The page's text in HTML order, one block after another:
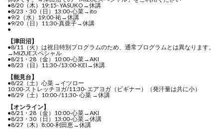
●8/20（木）19:15- YASUKO→休講
●8/23・30（日）13:00-心菜→ito
●9/2（水）19:00-祐→休講
●9/20（日）11:30-真亜子→休講
●
【津田沼】
●8/11（火）は祝日特別プログラムのため、通常プログラムとは異なります。
→MIZUEスペシャル
●8/21・28（金）10:00-心菜→AKI
●8/23（日）11:30-/13:00-KEI→休講
【能見台】
●8/22（土）心菜 →イツロー
10:00-ストレッチヨガ/11:30- エアヨガ（ビギナー）（発汗量は共に小）
●8/29（土）10:00-/11:30- 心菜 →休講
【オンライン】
●8/21・28（金）10:00-心菜→AKI
●8/23・30（日）13:00-心菜→休講
●8/27（木）8:00-利田恵→休講